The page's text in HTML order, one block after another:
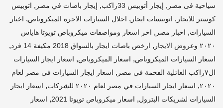
سياحية فى مصر , إيجار أتوبيس 33راكب , إيجار باصات في مصر , اتوبيس
كوستر للايجار , اتوبيسات ايجار , احلال السيارات الاجرة الميكروباص, اخبار
السيارات, اخبار مصر , اخر اسعار ومواصفات ميكروباص تويوتا هاياس
٢٠٢٠ وعروض الايجار
, ارخص باصات ايجار بالسواق 2018 مكيفة 14 فرد ,
اسعار السيارات الميكروباص, اسعار الميكروباص, اسعار ايجار السيارات
ال٧راكب العائلية الفخمة في مصر
, اسعار ايجار السيارات في مصر لعام
٢٠٢٠, اسعار ايجار السيارات في مصر لعام ٢٠٢٠ للشركات , اسعار ايجار
السيارات لشريكات البترول, اسعار ميكروباص تويوتا 2021 , اسعار